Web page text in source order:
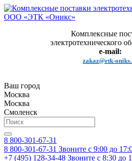
Комплексные
электротехнического
e-mail:
zakaz@etk-
Ваш город
Москва
Москва
Смоленск
8 800-301-67-31
8 800-301-67-31 Звоните с 9:00 до
+7 (495) 128-34-48 Звоните с 8:30 до